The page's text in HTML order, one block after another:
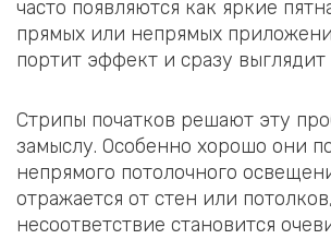
часто появляются как яркие
прямых или непрямых
портит эффект и сразу
Стрипы початков решают эту
замыслу. Особенно хорошо они
непрямого потолочного
отражается от стен или
несоответствие становится